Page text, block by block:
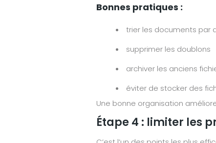
Bonnes pratiques :
trier les documents par
supprimer les doublons
archiver les anciens
éviter de stocker des
Une bonne organisation
Étape 4 : limiter les